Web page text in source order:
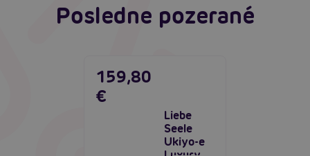
Posledne pozerané
Liebe
Seele
Ukiyo-e
159,80
€